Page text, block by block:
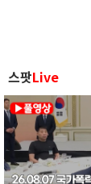
스팟Live